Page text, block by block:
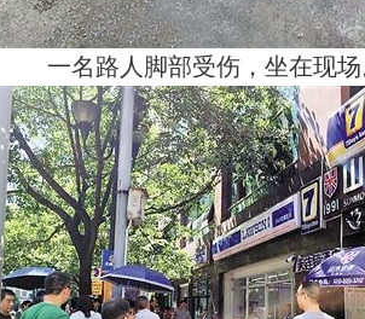
一名路人脚部受伤，坐在现